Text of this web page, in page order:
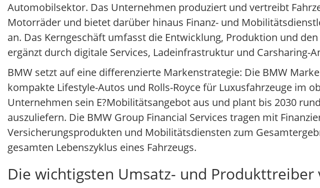
Automobilsektor. Das Unternehmen produziert und vertreibt
Motorräder und bietet darüber hinaus Finanz- und
an. Das Kerngeschäft umfasst die Entwicklung, Produktion und
ergänzt durch digitale Services, Ladeinfrastruktur und Carsharing-
BMW setzt auf eine differenzierte Markenstrategie: Die BMW
kompakte Lifestyle-Autos und Rolls-Royce für Luxusfahrzeuge im
Unternehmen sein E?Mobilitätsangebot aus und plant bis 2030
auszuliefern. Die BMW Group Financial Services tragen mit
Versicherungsprodukten und Mobilitätsdiensten zum
gesamten Lebenszyklus eines Fahrzeugs.
Die wichtigsten Umsatz- und Produkttreiber